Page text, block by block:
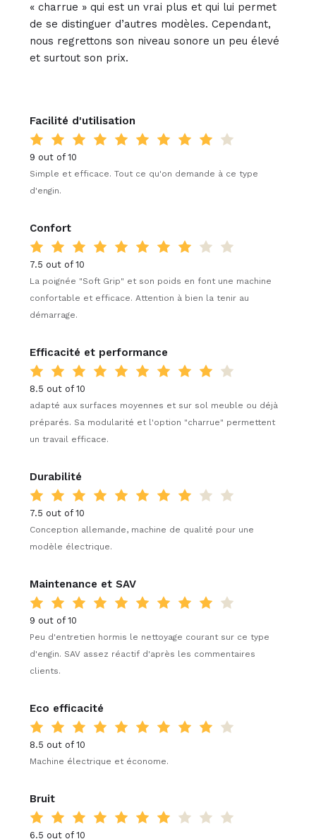
« charrue » qui est un vrai plus et qui lui permet
de se distinguer d’autres modèles. Cependant,
nous regrettons son niveau sonore un peu élevé
et surtout son prix.
Facilité d'utilisation
9 out of 10
Simple et efficace. Tout ce qu'on demande à ce type
d'engin.
Confort
7.5 out of 10
La poignée "Soft Grip" et son poids en font une machine
confortable et efficace. Attention à bien la tenir au
démarrage.
Efficacité et performance
8.5 out of 10
adapté aux surfaces moyennes et sur sol meuble ou déjà
préparés. Sa modularité et l'option "charrue" permettent
un travail efficace.
Durabilité
7.5 out of 10
Conception allemande, machine de qualité pour une
modèle électrique.
Maintenance et SAV
9 out of 10
Peu d'entretien hormis le nettoyage courant sur ce type
d'engin. SAV assez réactif d'après les commentaires
clients.
Eco efficacité
8.5 out of 10
Machine électrique et économe.
Bruit
6.5 out of 10